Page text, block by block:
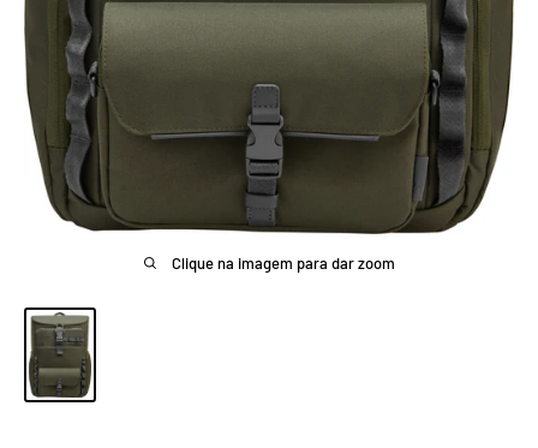
Clique na imagem para dar zoom